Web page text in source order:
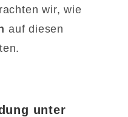
wir, wie
auf diesen
unter